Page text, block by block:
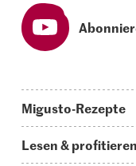
Migusto-Rezepte
Lesen & profitieren